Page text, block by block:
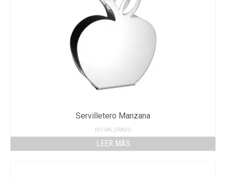
Servilletero Manzana
NO VALORADO
LEER MÁS